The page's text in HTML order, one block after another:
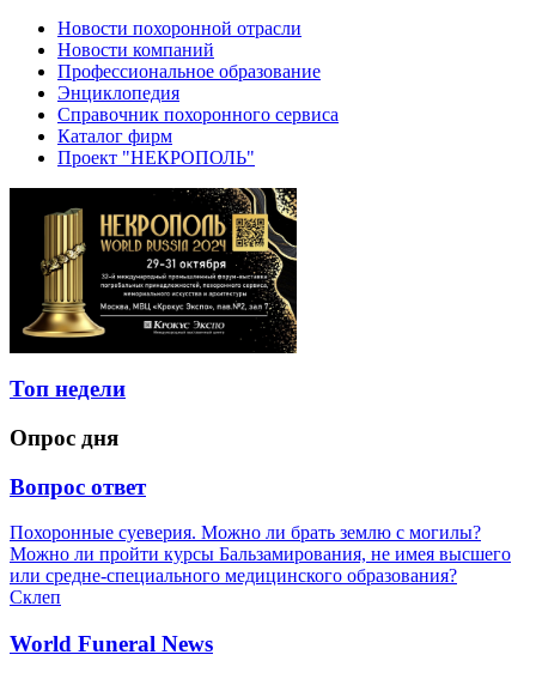
Новости похоронной отрасли
Новости компаний
Профессиональное образование
Энциклопедия
Справочник похоронного сервиса
Каталог фирм
Проект "НЕКРОПОЛЬ"
Топ недели
Опрос дня
Вопрос ответ
Похоронные суеверия. Можно ли брать землю с могилы?
Можно ли пройти курсы Бальзамирования, не имея высшего
или средне-специального медицинского образования?
Склеп
World Funeral News